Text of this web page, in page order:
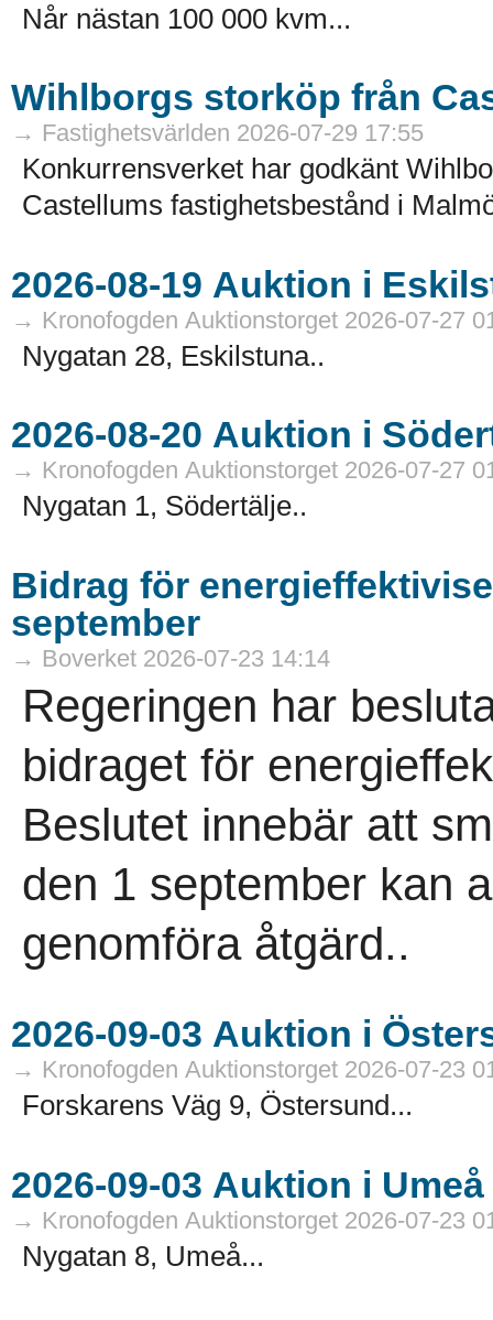
Når nästan 100 000 kvm...
Wihlborgs storköp från
→ Fastighetsvärlden 2026-07-29 17:55
Konkurrensverket har godkänt
Castellums fastighetsbestånd i
→ Kronofogden Auktionstorget 2026-07-27
Nygatan 28, Eskilstuna..
→ Kronofogden Auktionstorget 2026-07-27
Nygatan 1, Södertälje..
Bidrag för
september
→ Boverket 2026-07-23 14:14
Regeringen har
bidraget för
Beslutet innebär att
den 1 september kan
genomföra åtgärd..
→ Kronofogden Auktionstorget 2026-07-23
Forskarens Väg 9, Östersund...
→ Kronofogden Auktionstorget 2026-07-23
Nygatan 8, Umeå...